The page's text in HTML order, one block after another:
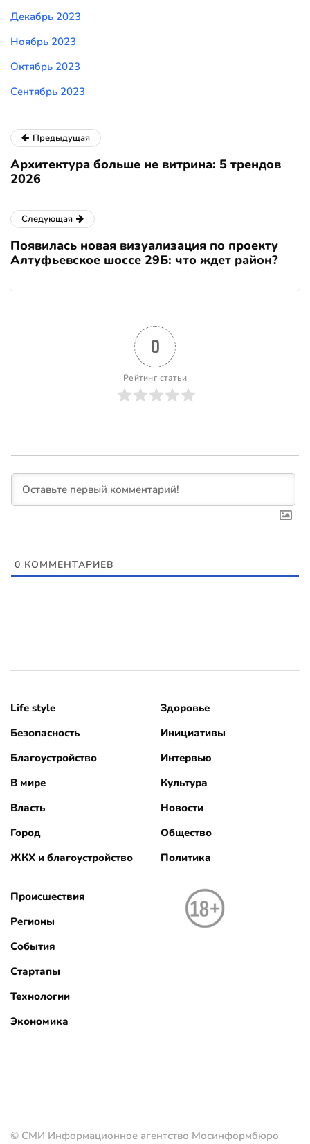
Декабрь 2023
Ноябрь 2023
Октябрь 2023
Сентябрь 2023
Предыдущая
Архитектура больше не витрина: 5 трендов
2026
Следующая
Появилась новая визуализация по проекту
Алтуфьевское шоссе 29Б: что ждет район?
0
Рейтинг статьи
0 КОММЕНТАРИЕВ
Life style
Безопасность
Благоустройство
В мире
Власть
Город
ЖКХ и благоустройство
Здоровье
Инициативы
Интервью
Культура
Новости
Общество
Политика
Происшествия
Регионы
События
Стартапы
Технологии
Экономика
© СМИ Информационное агентство Мосинформбюро